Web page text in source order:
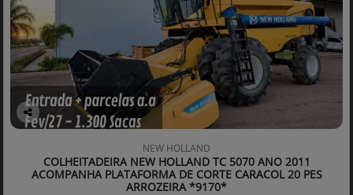
Co
lhe
NEW HOLLAND
COLHEITADEIRA NEW HOLLAND TC 5070 ANO 2011
ACOMPANHA PLATAFORMA DE CORTE CARACOL 20 PES
ARROZEIRA *9170*